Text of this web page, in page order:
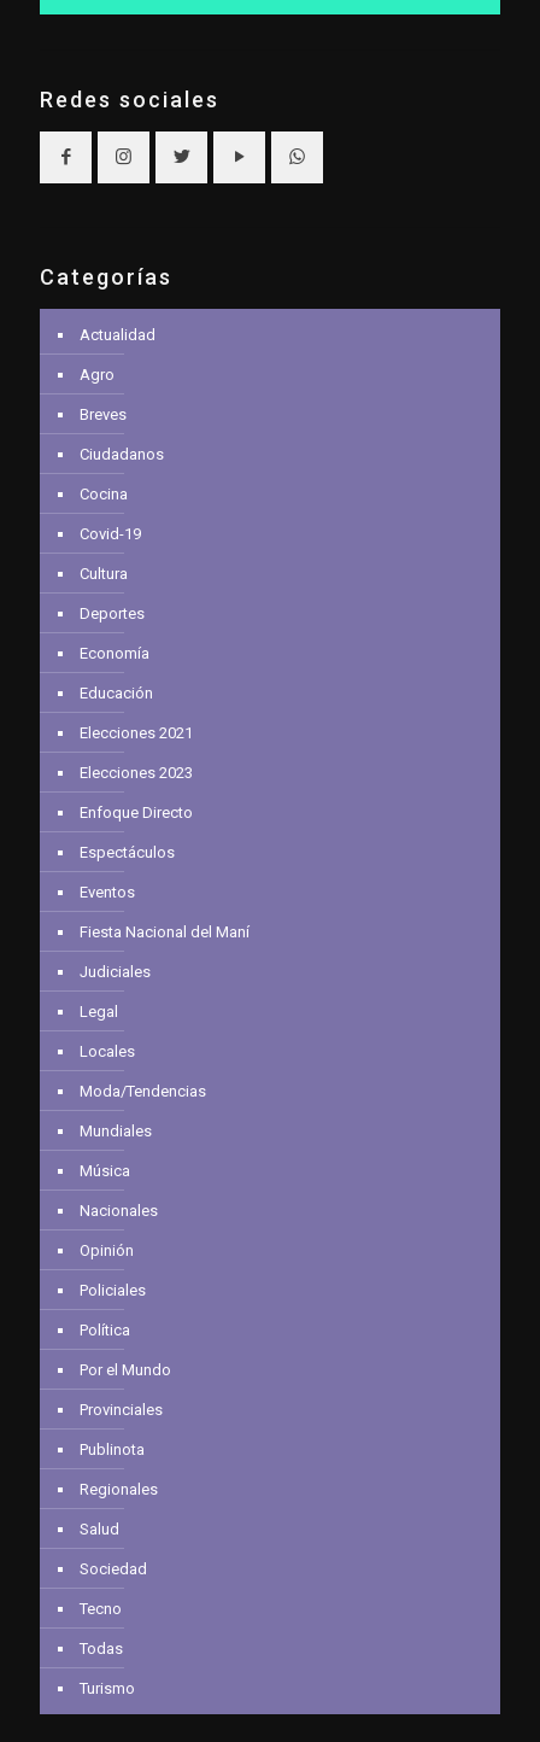
Redes sociales
Categorías
Actualidad
Agro
Breves
Ciudadanos
Cocina
Covid-19
Cultura
Deportes
Economía
Educación
Elecciones 2021
Elecciones 2023
Enfoque Directo
Espectáculos
Eventos
Fiesta Nacional del Maní
Judiciales
Legal
Locales
Moda/Tendencias
Mundiales
Música
Nacionales
Opinión
Policiales
Política
Por el Mundo
Provinciales
Publinota
Regionales
Salud
Sociedad
Tecno
Todas
Turismo